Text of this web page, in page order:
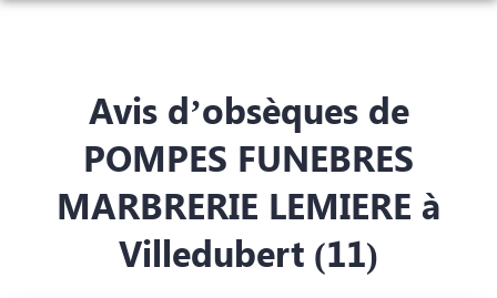
PRÉVOIR SES OBSÈQUES
MONUMENTS FUNÉRAIRES
SERVICES AUX FAMILLES
AGENCE DE PHALEMPIN
AGENCE DE LORGIES
ESPACES HOMMAGES
Avis d’obsèques de
POMPES FUNEBRES
MARBRERIE LEMIERE à
Villedubert (11)